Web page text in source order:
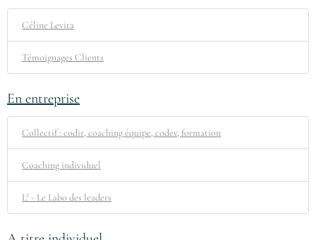
Céline Levita
Témoignages Clients
En entreprise
Collectif : codir, coaching équipe, codev, formation
Coaching individuel
L² - Le Labo des leaders